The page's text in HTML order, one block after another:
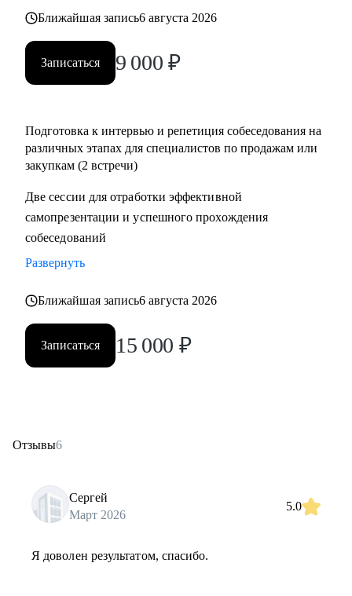
• Помощь в подготовке к прохождению тестирования SHL
Кому могу помочь:
• B2B продажи и закупки (услуги, товары)
• маркетплейсы.
Ближайшая запись6 августа 2026
Записаться 9 000 ₽
Подготовка к интервью и репетиция собеседования на
различных этапах для специалистов по продажам или
закупкам (2 встречи)
Две сессии для отработки эффективной
самопрезентации и успешного прохождения
собеседований
Развернуть
Ближайшая запись6 августа 2026
Записаться 15 000 ₽
Отзывы6
Сергей
Март 2026
5.0
Я доволен результатом, спасибо.